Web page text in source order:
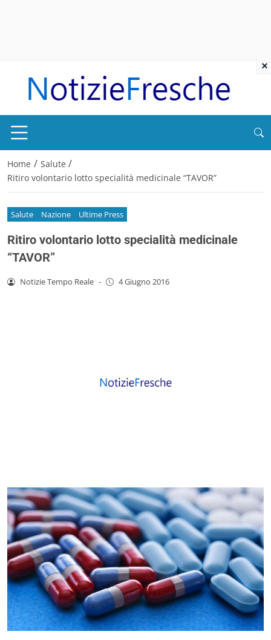
Home / Salute /
Ritiro volontario lotto specialità medicinale “TAVOR”
Salute Nazione Ultime Press
Ritiro volontario lotto specialità medicinale
“TAVOR”
Notizie Tempo Reale - 4 Giugno 2016
×